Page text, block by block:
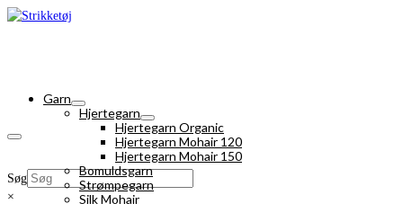
Søg
×
Garn
Hjertegarn
Hjertegarn Organic
Hjertegarn Mohair 120
Hjertegarn Mohair 150
Bomuldsgarn
Strømpegarn
Silk Mohair